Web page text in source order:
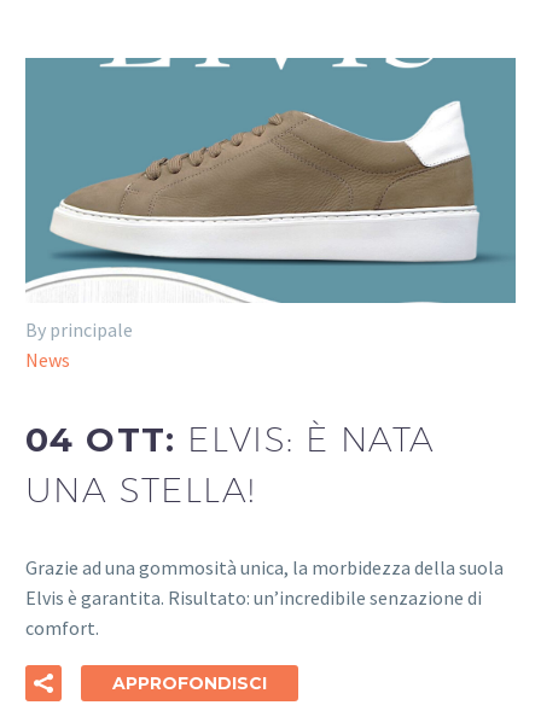
By principale
News
04 OTT: ELVIS: È NATA
UNA STELLA!
Grazie ad una gommosità unica, la morbidezza della suola
Elvis è garantita. Risultato: un’incredibile senzazione di
comfort.
APPROFONDISCI